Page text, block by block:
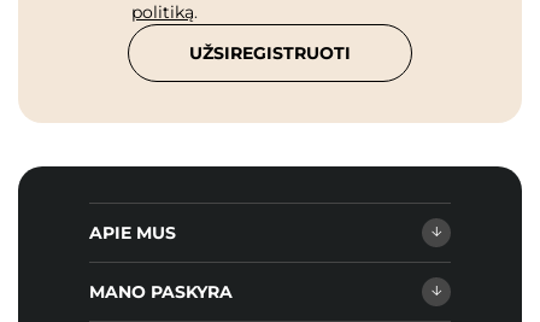
politiką.
UŽSIREGISTRUOTI
APIE MUS
MANO PASKYRA